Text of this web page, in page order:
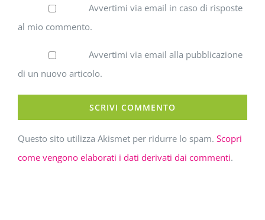
Avvertimi via email in caso di risposte
al mio commento.
Avvertimi via email alla pubblicazione
di un nuovo articolo.
Questo sito utilizza Akismet per ridurre lo spam. Scopri
come vengono elaborati i dati derivati dai commenti.